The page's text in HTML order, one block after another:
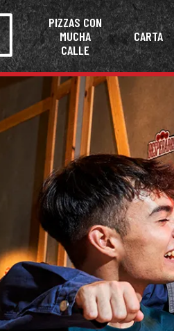
PIZZAS CON
MUCHA
CALLE
CARTA